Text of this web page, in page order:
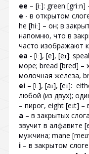
ee – [iː]: green
e - в открытом
he [hiː] – он; в
напомню, что в
часто изображают
ea - [iː], [e], [eɪ]:
море; bread [bred] –
молочная железа,
ei – [iː], [aɪ], [eɪ]:
любой (из двух);
– пирог, eight [eɪt] –
a – в закрытых
звучит в алфавите
мужчина; mane
i – в закрытом